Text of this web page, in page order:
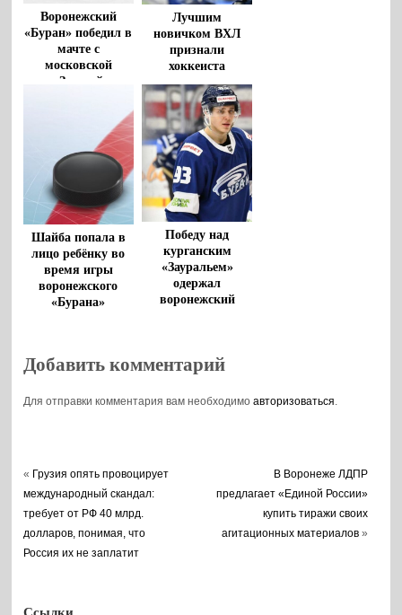
Воронежский
«Буран» победил в
мачте с
московской
«Звездой
Лучшим
новичком ВХЛ
признали
хоккеиста
воронежского
«Бурана» по
итогам декабря
Шайба попала в
лицо ребёнку во
время игры
воронежского
«Бурана»
Победу над
курганским
«Зауральем»
одержал
воронежский
Добавить комментарий
Для отправки комментария вам необходимоавторизоваться.
« Грузия опять провоцирует
международный скандал:
требует от РФ 40 млрд.
долларов, понимая, что
Россия их не заплатит
В Воронеже ЛДПР
предлагает «Единой России»
купить тиражи своих
агитационных материалов »